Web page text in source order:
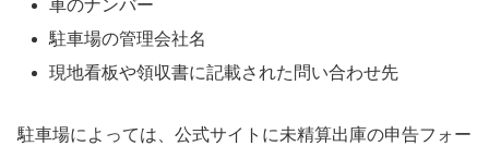
車のナンバー
駐車場の管理会社名
現地看板や領収書に記載された問い合わせ先
駐車場によっては、公式サイトに未精算出庫の申告フォー